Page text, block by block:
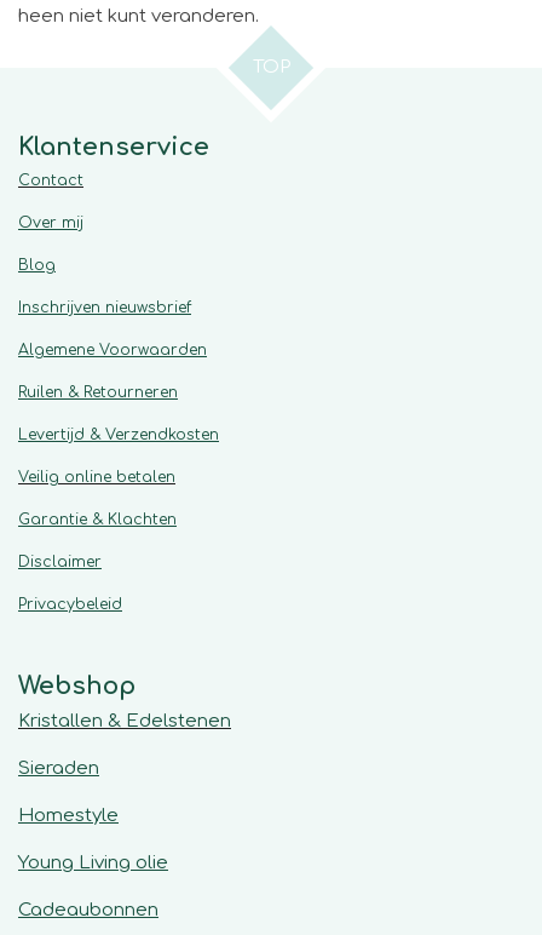
heen niet kunt veranderen.
TOP
Klantenservice
Contact
Over mij
Blog
Inschrijven nieuwsbrief
Algemene Voorwaarden
Ruilen & Retourneren
Levertijd & Verzendkosten
Veilig online betalen
Garantie & Klachten
Disclaimer
Privacybeleid
Webshop
Kristallen & Edelstenen
Sieraden
Homestyle
Young Living olie
Cadeaubonnen